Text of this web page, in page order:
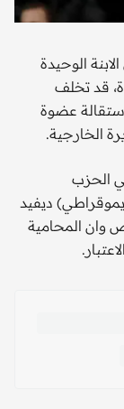
الوحيدة
قد تخلف
عضوة
الخارجية.
الحزب
ديفيد
وان المحامية